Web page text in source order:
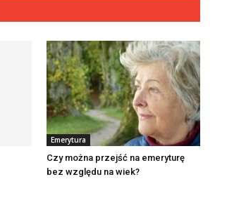
Emerytura
Czy można przejść na emeryturę
bez względu na wiek?